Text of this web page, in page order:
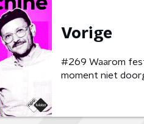
Vorige
#269 Waarom
moment niet